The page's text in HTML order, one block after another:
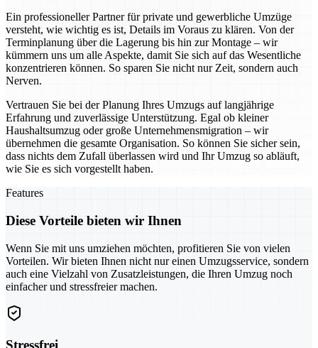
Ein professioneller Partner für private und gewerbliche Umzüge
versteht, wie wichtig es ist, Details im Voraus zu klären. Von der
Terminplanung über die Lagerung bis hin zur Montage – wir
kümmern uns um alle Aspekte, damit Sie sich auf das Wesentliche
konzentrieren können. So sparen Sie nicht nur Zeit, sondern auch
Nerven.
Vertrauen Sie bei der Planung Ihres Umzugs auf langjährige
Erfahrung und zuverlässige Unterstützung. Egal ob kleiner
Haushaltsumzug oder große Unternehmensmigration – wir
übernehmen die gesamte Organisation. So können Sie sicher sein,
dass nichts dem Zufall überlassen wird und Ihr Umzug so abläuft,
wie Sie es sich vorgestellt haben.
Features
Diese Vorteile bieten wir Ihnen
Wenn Sie mit uns umziehen möchten, profitieren Sie von vielen
Vorteilen. Wir bieten Ihnen nicht nur einen Umzugsservice, sondern
auch eine Vielzahl von Zusatzleistungen, die Ihren Umzug noch
einfacher und stressfreier machen.
Stressfrei